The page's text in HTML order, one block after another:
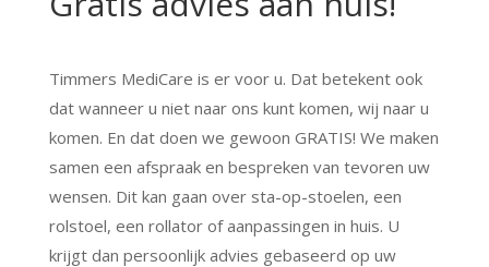
Timmers MediCare is er voor u. Dat betekent ook
dat wanneer u niet naar ons kunt komen, wij naar u
komen. En dat doen we gewoon GRATIS! We maken
samen een afspraak en bespreken van tevoren uw
wensen. Dit kan gaan over sta-op-stoelen, een
rolstoel, een rollator of aanpassingen in huis. U
krijgt dan persoonlijk advies gebaseerd op uw